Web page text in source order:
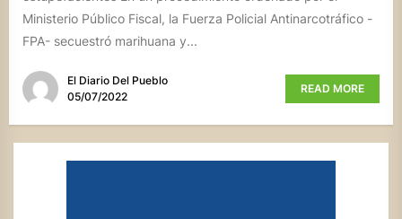
Ministerio Público Fiscal, la Fuerza Policial Antinarcotráfico -
FPA- secuestró marihuana y...
El Diario Del Pueblo
05/07/2022
READ MORE